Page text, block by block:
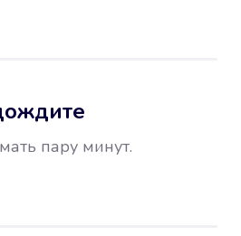
бесплатной
возможности в
пару минут.